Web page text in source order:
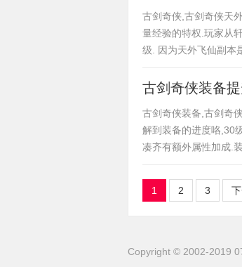
古剑奇侠,古剑奇侠天
量经验的特权.玩家从
级. 因为天外飞仙副本
古剑奇侠装备
古剑奇侠装备,古剑奇
解到装备的进度咯,30
凑齐有额外属性加成.
1 2 3
Copyright © 2002-2019